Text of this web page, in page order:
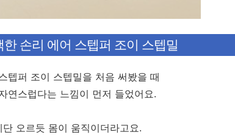
한 손리 에어 스텝퍼 조이 스텝밀
텝퍼 조이 스텝밀을 처음 써봤을 때
연스럽다는 느낌이 먼저 들었어요.
단 오르듯 몸이 움직이더라고요.